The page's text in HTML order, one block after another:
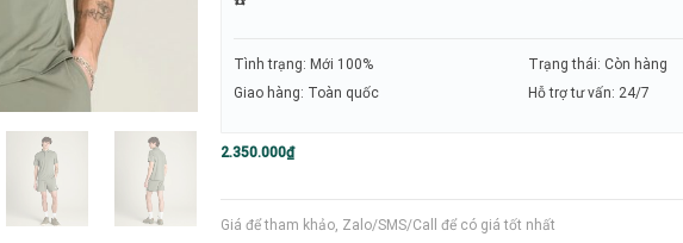
Tình trạng: Mới 100%
Giao hàng: Toàn quốc
Trạng thái: Còn hàng
Hỗ trợ tư vấn: 24/7
2.350.000₫
Giá để tham khảo, Zalo/SMS/Call để có giá tốt nhất